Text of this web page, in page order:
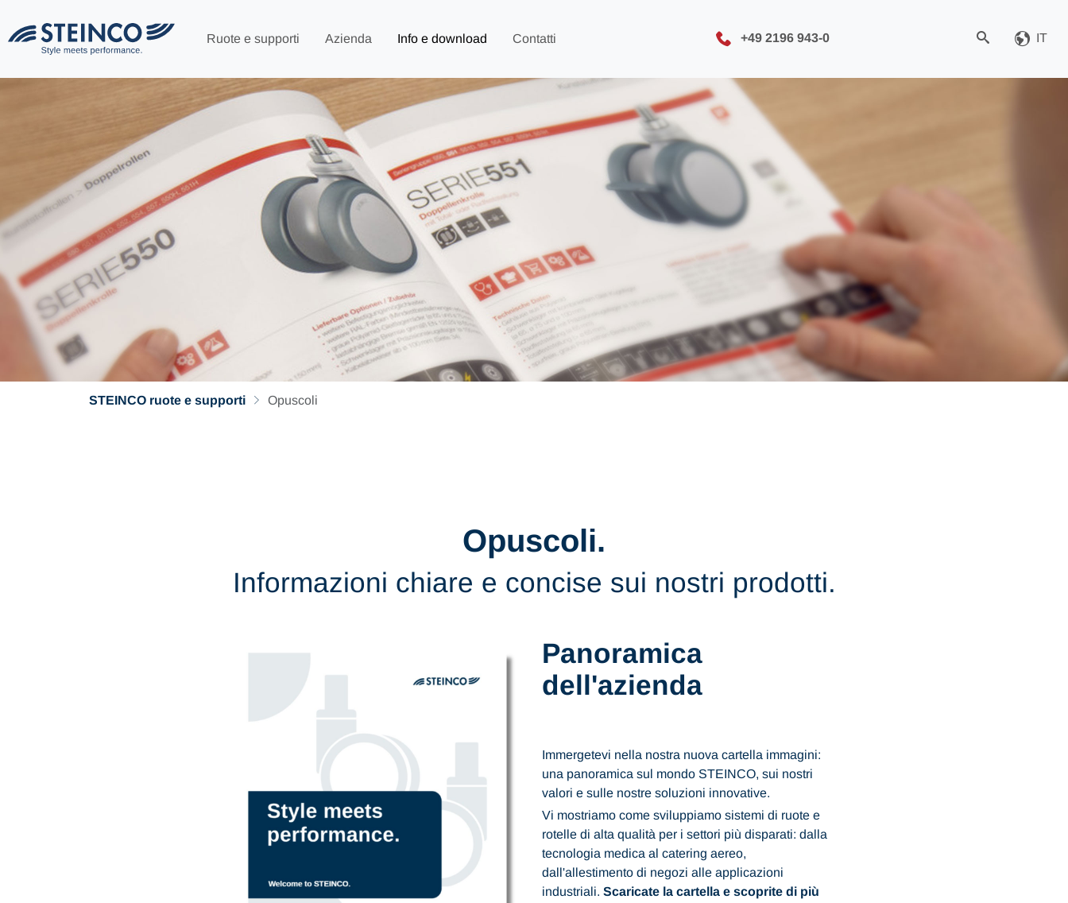
Ruote e supporti Azienda Info e download Contatti +49 2196 943-0 IT
STEINCO ruote e supporti Opuscoli
Opuscoli.
Informazioni chiare e concise sui nostri prodotti.
Panoramica
dell'azienda
Immergetevi nella nostra nuova cartella immagini:
una panoramica sul mondo STEINCO, sui nostri
valori e sulle nostre soluzioni innovative.
Vi mostriamo come sviluppiamo sistemi di ruote e
rotelle di alta qualità per i settori più disparati: dalla
tecnologia medica al catering aereo,
dall'allestimento di negozi alle applicazioni
industriali. Scaricate la cartella e scoprite di più